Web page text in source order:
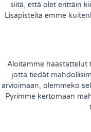
siitä, että olet erittäin
Lisäpisteitä emme
Aloitamme haastattelut
jotta tiedät
arvioimaan, olemmeko
Pyrimme kertomaan